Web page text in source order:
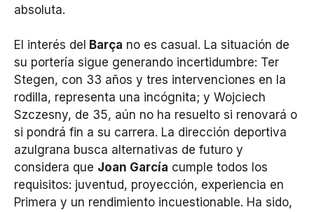
absoluta.
El interés del Barça no es casual. La situación de
su portería sigue generando incertidumbre: Ter
Stegen, con 33 años y tres intervenciones en la
rodilla, representa una incógnita; y Wojciech
Szczesny, de 35, aún no ha resuelto si renovará o
si pondrá fin a su carrera. La dirección deportiva
azulgrana busca alternativas de futuro y
considera que Joan García cumple todos los
requisitos: juventud, proyección, experiencia en
Primera y un rendimiento incuestionable. Ha sido,